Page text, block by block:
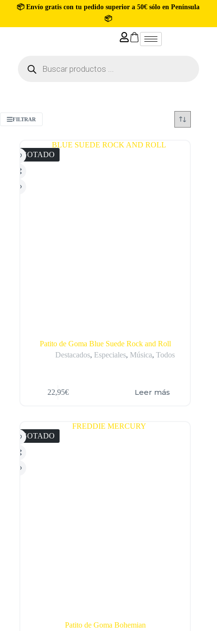
📦 Envío gratis con tu pedido superior a 50€ sólo en Península
📦
FILTRAR
AGOTADO
Patito de Goma Blue Suede Rock and Roll
Destacados, Especiales, Música, Todos
22,95€ Leer más
AGOTADO
Patito de Goma Bohemian